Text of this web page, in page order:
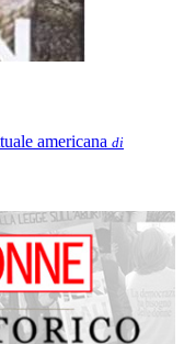
americana di